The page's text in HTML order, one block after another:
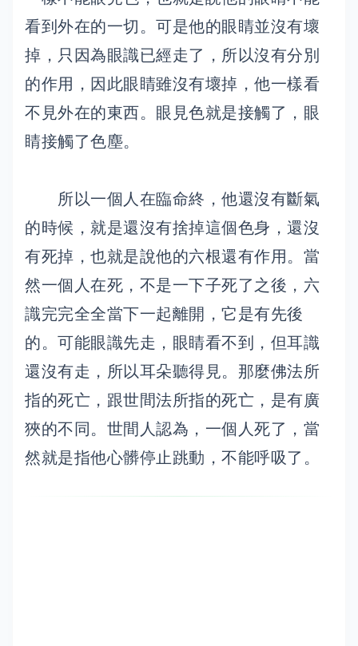
看到外在的一切。可是他的眼睛並沒有壞
掉，只因為眼識已經走了，所以沒有分別
的作用，因此眼睛雖沒有壞掉，他一樣看
不見外在的東西。眼見色就是接觸了，眼
睛接觸了色塵。
所以一個人在臨命終，他還沒有斷氣
的時候，就是還沒有捨掉這個色身，還沒
有死掉，也就是說他的六根還有作用。當
然一個人在死，不是一下子死了之後，六
識完完全全當下一起離開，它是有先後
的。可能眼識先走，眼睛看不到，但耳識
還沒有走，所以耳朵聽得見。那麼佛法所
指的死亡，跟世間法所指的死亡，是有廣
狹的不同。世間人認為，一個人死了，當
然就是指他心髒停止跳動，不能呼吸了。